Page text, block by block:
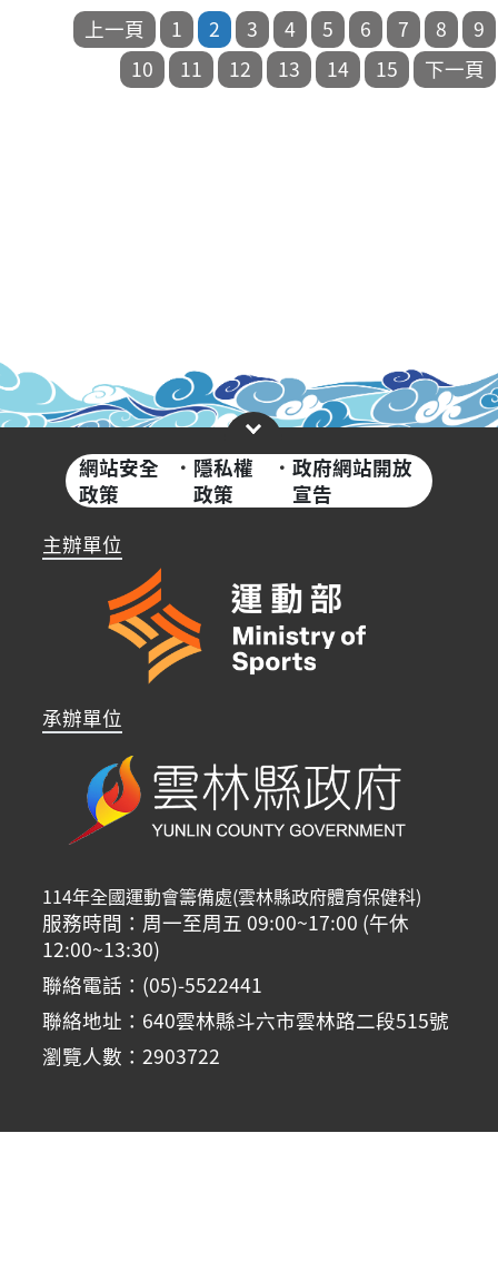
網站安全
政策
· 隱私權
政策
·政府網站開放
宣告
主辦單位
承辦單位
114年全國運動會籌備處(雲林縣政府體育保健科)
服務時間：周一至周五 09:00~17:00 (午休
12:00~13:30)
聯絡電話：(05)-5522441
聯絡地址：640雲林縣斗六市雲林路二段515號
瀏覽人數：2903722